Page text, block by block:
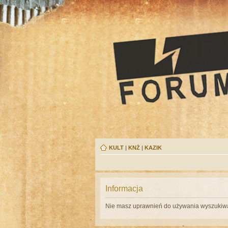
KULT | KNŻ | KAZIK
Informacja
Nie masz uprawnień do używania